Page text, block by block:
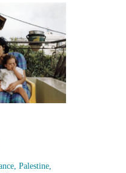
Palestine,